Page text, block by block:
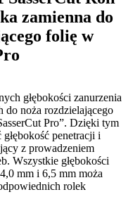
zamienna do
folię w
głębokości zanurzenia
noża rozdzielającego
Pro”. Dzięki tym
penetracji i
z prowadzeniem
Wszystkie głębokości
mm i 6,5 mm moża
rolek